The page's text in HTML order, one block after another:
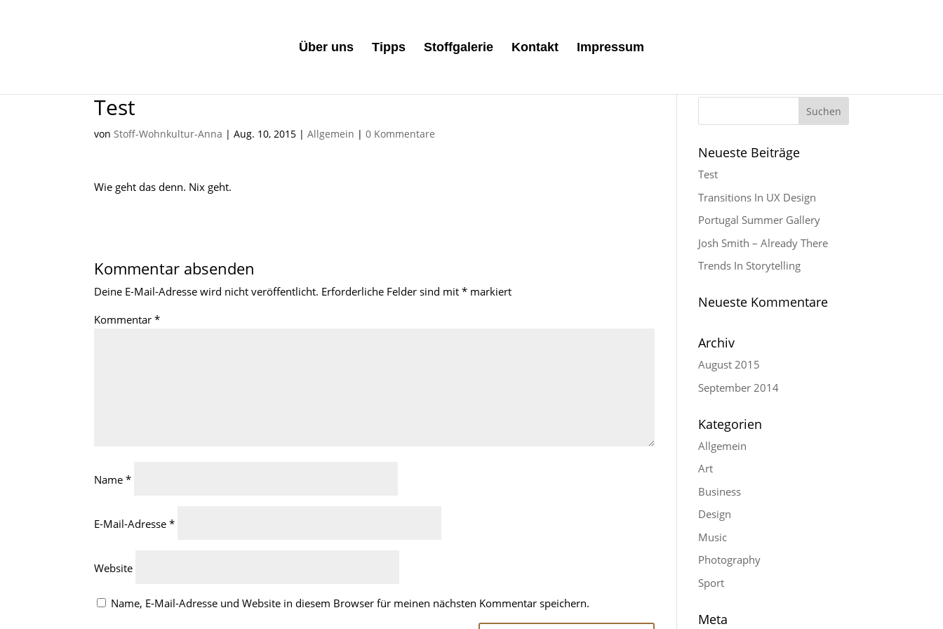
Über uns Tipps Stoffgalerie Kontakt Impressum
Test
vonStoff-Wohnkultur-Anna |Aug. 10, 2015 |Allgemein |0 Kommentare
Wie geht das denn. Nix geht.
Kommentar absenden
Deine E-Mail-Adresse wird nicht veröffentlicht. Erforderliche Felder sind mit* markiert
Kommentar*
Name*
E-Mail-Adresse*
Website
Name, E-Mail-Adresse und Website in diesem Browser für meinen nächsten Kommentar speichern.
Neueste Beiträge
Test
Transitions In UX Design
Portugal Summer Gallery
Josh Smith – Already There
Trends In Storytelling
Neueste Kommentare
Archiv
August 2015
September 2014
Kategorien
Allgemein
Art
Business
Design
Music
Photography
Sport
Meta